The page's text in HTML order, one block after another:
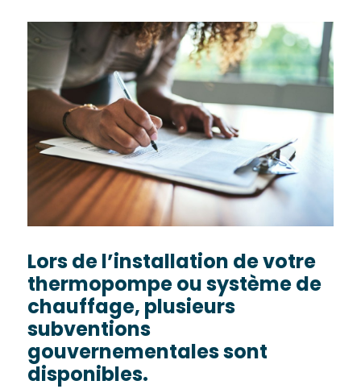
Lors de l’installation de votre
thermopompe ou système de
chauffage, plusieurs
subventions
gouvernementales sont
disponibles.